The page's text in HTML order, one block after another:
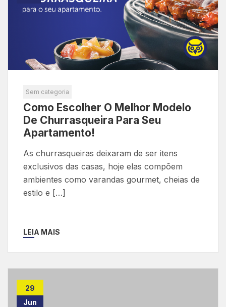
Sem categoria
Como Escolher O Melhor Modelo
De Churrasqueira Para Seu
Apartamento!
As churrasqueiras deixaram de ser itens
exclusivos das casas, hoje elas compõem
ambientes como varandas gourmet, cheias de
estilo e […]
LEIA MAIS
29
Jun